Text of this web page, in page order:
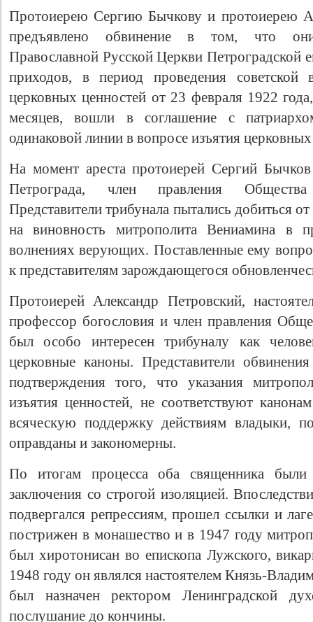
Протоиерею Сергию Бычкову и протоиерею
предъявлено обвинение в том, что они
Православной Русской Церкви Петроградской
приходов, в период проведения советской
церковных ценностей от 23 февраля 1922
месяцев, вошли в соглашение с
одинаковой линии в вопросе изъятия
На момент ареста протоиерей Сергий
Петрограда, член правления
Представители трибунала пытались добиться
на виновность митрополита Вениамина в
волнениях верующих. Поставленные ему
к представителям зарождающегося
Протоиерей Александр Петровский,
профессор богословия и член правления
был особо интересен трибуналу как
церковные каноны. Представители
подтверждения того, что указания
изъятия ценностей, не соответствуют
всяческую поддержку действиям владыки,
оправданы и закономерны.
По итогам процесса оба священника
заключения со строгой изоляцией.
подвергался репрессиям, прошел ссылки и
пострижен в монашество и в 1947 году
был хиротонисан во епископа Лужского,
1948 году он являлся настоятелем Князь-
был назначен ректором Ленинградской
послушание до кончины.